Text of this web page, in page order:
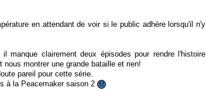
en attendant de voir si le public adhère lorsqu'il n'y
clairement deux épisodes pour rendre l'histoire
montrer une grande bataille et rien!
pareil pour cette série.
à la Peacemaker saison 2